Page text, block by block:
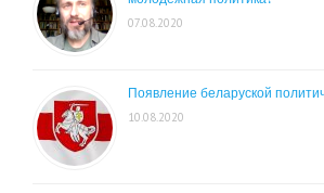
07.08.2020
Появление беларуской
10.08.2020